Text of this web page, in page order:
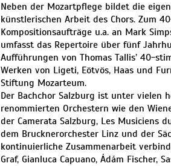
Neben der Mozartpflege bildet die
künstlerischen Arbeit des Chors. Zum
Kompositionsaufträge u.a. an Mark
umfasst das Repertoire über fünf
Aufführungen von Thomas Tallis’ 40-
Werken von Ligeti, Eötvös, Haas und
Stiftung Mozarteum.
Der Bachchor Salzburg ist unter vielen
renommierten Orchestern wie den
der Camerata Salzburg, Les Musiciens
dem Brucknerorchester Linz und der
kontinuierliche Zusammenarbeit
Graf, Gianluca Capuano, Ádám Fischer,